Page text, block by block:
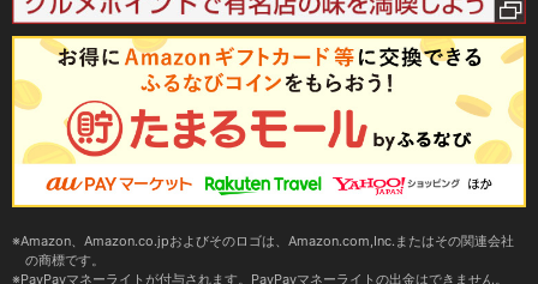
Amazon、Amazon.co.jpおよびそのロゴは、Amazon.com,Inc.またはその関連会社
の商標です。
PayPayマネーライトが付与されます。PayPayマネーライトの出金はできません。